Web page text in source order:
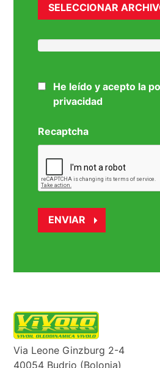
SELECCIONAR
He leído y acepto la
privacidad
Recaptcha
Via Leone Ginzburg 2-4
40054 Budrio (Bolonia)